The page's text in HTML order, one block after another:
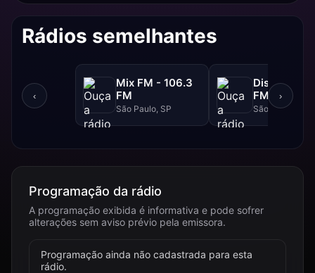
Rádios semelhantes
‹
Mix FM - 106.3
FM
São Paulo, SP
Disney -
FM
São Paulo, SP
›
Programação da rádio
A programação exibida é informativa e pode sofrer
alterações sem aviso prévio pela emissora.
Programação ainda não cadastrada para esta
rádio.